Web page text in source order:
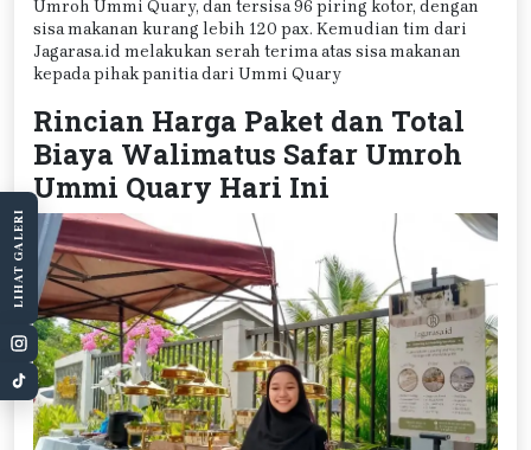
Umroh Ummi Quary, dan tersisa 96 piring kotor, dengan
sisa makanan kurang lebih 120 pax. Kemudian tim dari
Jagarasa.id melakukan serah terima atas sisa makanan
kepada pihak panitia dari Ummi Quary
Rincian Harga Paket dan Total
Biaya Walimatus Safar Umroh
Ummi Quary Hari Ini
LIHAT GALERI